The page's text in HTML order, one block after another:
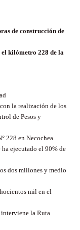
de construcción de
el kilómetro 228 de la
la realización de los
de Pesos y
228 en Necochea.
ha ejecutado el 90% de
dos millones y medio
mil en el
la Ruta